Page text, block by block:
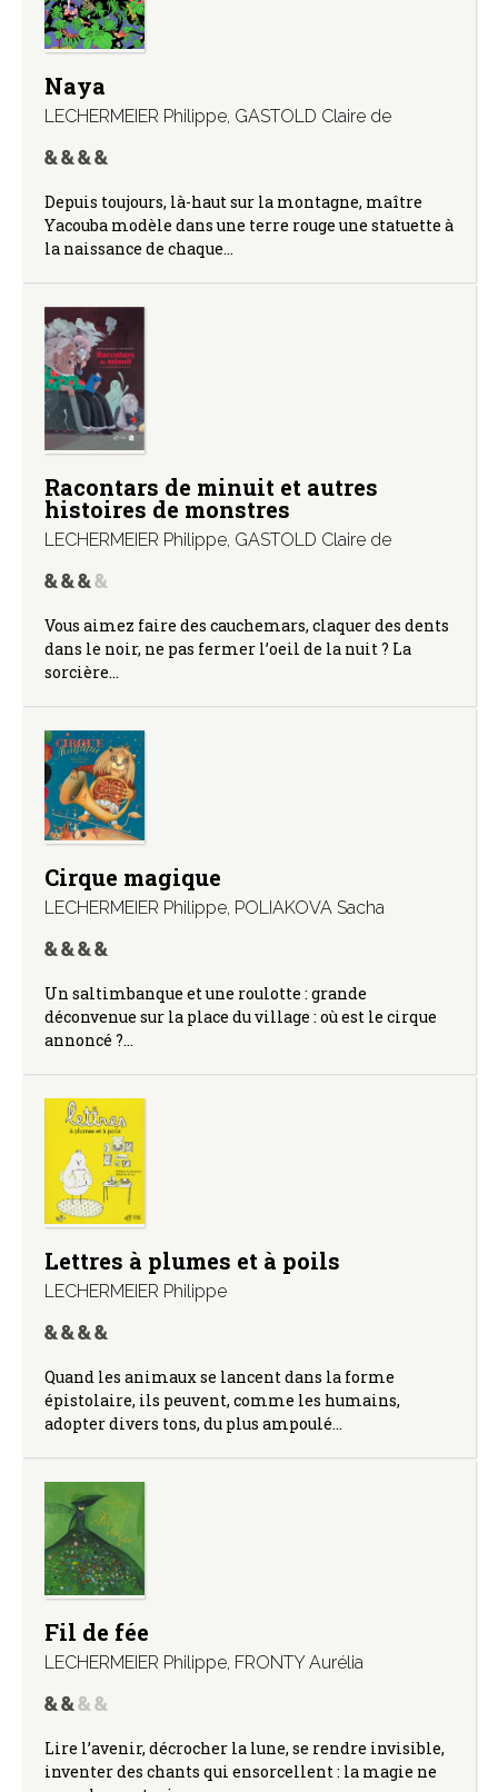
Naya
LECHERMEIER Philippe, GASTOLD Claire de
Depuis toujours, là-haut sur la montagne, maître
Yacouba modèle dans une terre rouge une statuette à
la naissance de chaque…
Racontars de minuit et autres
histoires de monstres
LECHERMEIER Philippe, GASTOLD Claire de
Vous aimez faire des cauchemars, claquer des dents
dans le noir, ne pas fermer l’oeil de la nuit ? La
sorcière…
Cirque magique
LECHERMEIER Philippe, POLIAKOVA Sacha
Un saltimbanque et une roulotte : grande
déconvenue sur la place du village : où est le cirque
annoncé ?…
Lettres à plumes et à poils
LECHERMEIER Philippe
Quand les animaux se lancent dans la forme
épistolaire, ils peuvent, comme les humains,
adopter divers tons, du plus ampoulé…
Fil de fée
LECHERMEIER Philippe, FRONTY Aurélia
Lire l’avenir, décrocher la lune, se rendre invisible,
inventer des chants qui ensorcellent : la magie ne